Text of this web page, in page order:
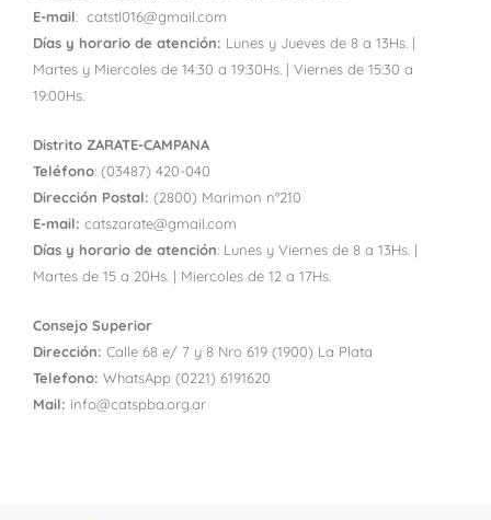
E-mail: catstl016@gmail.com
Días y horario de atención: Lunes y Jueves de 8 a 13Hs. |
Martes y Miercoles de 14:30 a 19:30Hs. | Viernes de 15:30 a
19:00Hs.
Distrito ZARATE-CAMPANA
Teléfono: (03487) 420-040
Dirección Postal: (2800) Marimon n°210
E-mail: catszarate@gmail.com
Días y horario de atención: Lunes y Viernes de 8 a 13Hs. |
Martes de 15 a 20Hs. | Miercoles de 12 a 17Hs.
Consejo Superior
Dirección: Calle 68 e/ 7 y 8 Nro 619 (1900) La Plata
Telefono: WhatsApp (0221) 6191620
Mail: info@catspba.org.ar